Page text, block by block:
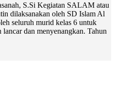
S.Si Kegiatan SALAM atau
dilaksanakan oleh SD Islam Al
seluruh murid kelas 6 untuk
dan menyenangkan. Tahun